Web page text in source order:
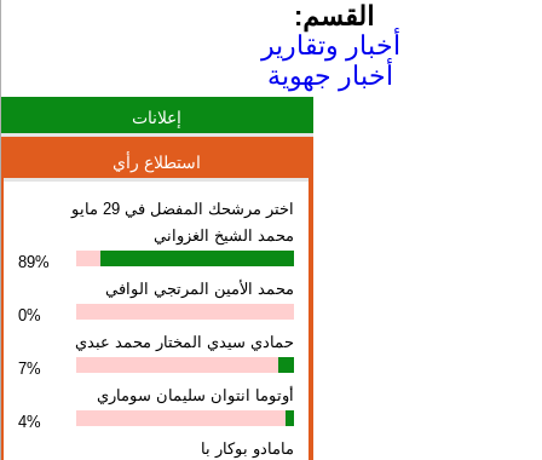
القسم:
أخبار وتقارير
أخبار جهوية
إعلانات
استطلاع رأي
اختر مرشحك المفضل في 29 مايو
محمد الشيخ الغزواني
89%
محمد الأمين المرتجي الوافي
0%
حمادي سيدي المختار محمد عبدي
7%
أوتوما انتوان سلیمان سوماري
4%
مامادو بوكار با